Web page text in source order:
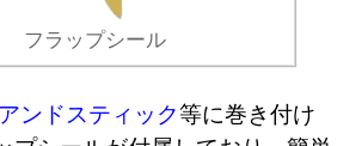
フラップシール
ンドスティック等に巻き付け